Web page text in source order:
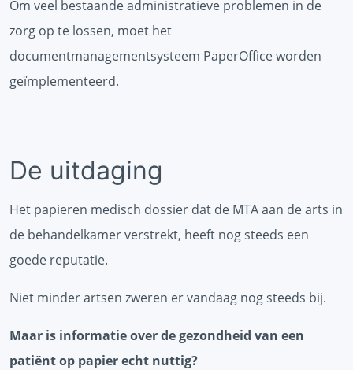
Om veel bestaande administratieve problemen in de
zorg op te lossen, moet het
documentmanagementsysteem PaperOffice worden
geïmplementeerd.
De uitdaging
Het papieren medisch dossier dat de MTA aan de arts in
de behandelkamer verstrekt, heeft nog steeds een
goede reputatie.
Niet minder artsen zweren er vandaag nog steeds bij.
Maar is informatie over de gezondheid van een
patiënt op papier echt nuttig?